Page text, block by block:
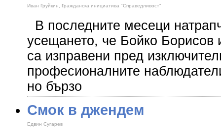
Иван Груйкин, Гражданска инициатива "Справедливост”
В последните месеци
усещането, че Бойко Борисов
са изправени пред
професионалните
но бързо
Смок в джендем
Едвин Сугарев